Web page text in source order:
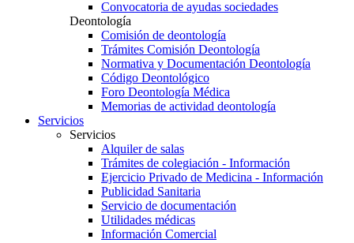
Convocatoria de ayudas sociedades
Deontología
Comisión de deontología
Trámites Comisión Deontología
Normativa y Documentación Deontología
Código Deontológico
Foro Deontología Médica
Memorias de actividad deontología
Servicios
Servicios
Alquiler de salas
Trámites de colegiación - Información
Ejercicio Privado de Medicina - Información
Publicidad Sanitaria
Servicio de documentación
Utilidades médicas
Información Comercial